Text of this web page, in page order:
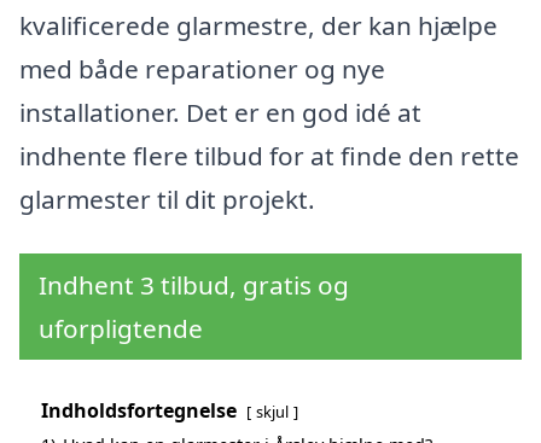
kvalificerede glarmestre, der kan hjælpe
med både reparationer og nye
installationer. Det er en god idé at
indhente flere tilbud for at finde den rette
glarmester til dit projekt.
Indhent 3 tilbud, gratis og
uforpligtende
Indholdsfortegnelse skjul